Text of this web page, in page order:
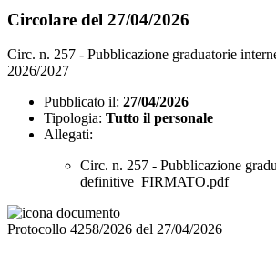
Circolare del 27/04/2026
Circ. n. 257 - Pubblicazione graduatorie
2026/2027
Pubblicato il: 27/04/2026
Tipologia: Tutto il personale
Allegati:
Circ. n. 257 - Pubblicazione
definitive_FIRMATO.pdf
Protocollo 4258/2026 del 27/04/2026